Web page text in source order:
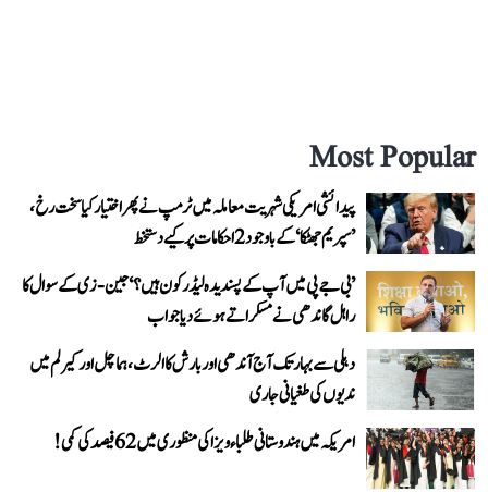
Most Popular
پیدائشی امریکی شہریت معاملہ میں ٹرمپ نے پھر اختیار کیا سخت رخ،
’سپریم جھٹکا‘ کے باوجود 2 احکامات پر کیے دستخط
’بی جے پی میں آپ کے پسندیدہ لیڈر کون ہیں؟‘ جین-زی کے سوال کا
راہل گاندھی نے مسکراتے ہوئے دیا جواب
دہلی سے بہار تک آج آندھی اور بارش کا الرٹ، ہماچل اور کیرلم میں
ندیوں کی طغیانی جاری
امریکہ میں ہندوستانی طلباء ویزا کی منظوری میں 62 فیصد کی کمی!